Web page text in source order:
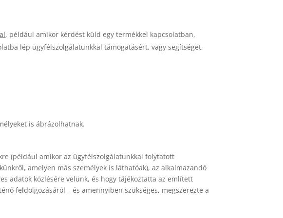
, például amikor kérdést küld egy termékkel kapcsolatban,
lép ügyfélszolgálatunkkal támogatásért, vagy segítséget,
is ábrázolhatnak.
(például amikor az ügyfélszolgálatunkkal folytatott
amelyen más személyek is láthatóak), az alkalmazandó
adatok közlésére velünk, és hogy tájékoztatta az említett
feldolgozásáról – és amennyiben szükséges, megszerezte a